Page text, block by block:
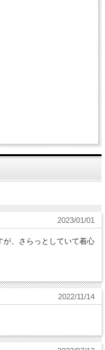
2023/01/01
が、さらっとしていて着心
2022/11/14